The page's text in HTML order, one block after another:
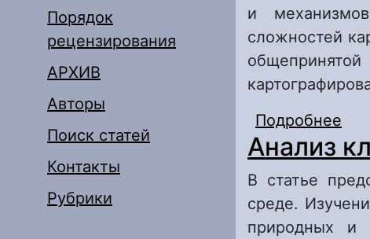
Порядок
рецензирования
АРХИВ
Авторы
Поиск статей
Контакты
Рубрики
и
сложностей
Подробнее
Анализ
В статье
среде.
природных и